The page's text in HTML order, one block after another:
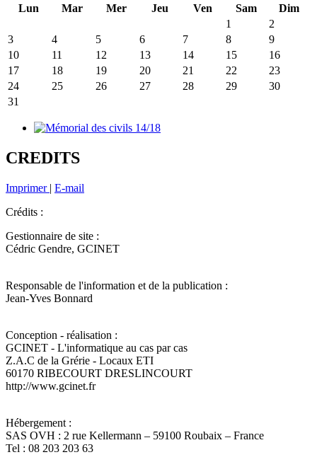
Lun
Mar Mer Jeu Ven Sam
Dim
1
2
3
4 5 6 7 8
9
10
11 12 13 14 15
16
17
18 19 20 21 22
23
24
25 26 27 28 29
30
31
CREDITS
Imprimer | E-mail
Crédits :
Gestionnaire de site :
Cédric Gendre, GCINET
Responsable de l'information et de la publication :
Jean-Yves Bonnard
Conception - réalisation :
GCINET - L'informatique au cas par cas
Z.A.C de la Grérie - Locaux ETI
60170 RIBECOURT DRESLINCOURT
http://www.gcinet.fr
Hébergement :
SAS OVH : 2 rue Kellermann – 59100 Roubaix – France
Tel : 08 203 203 63